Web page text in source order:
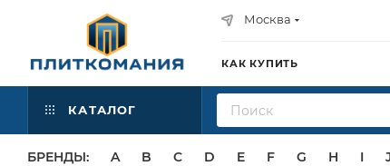
Москва
КАК КУПИТЬ
КАТАЛОГ
БРЕНДЫ: A B C D E F G H I